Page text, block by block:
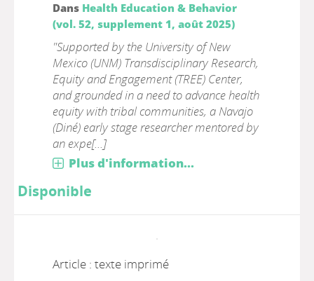
Dans Health Education & Behavior
(vol. 52, supplement 1, août 2025)
"Supported by the University of New
Mexico (UNM) Transdisciplinary Research,
Equity and Engagement (TREE) Center,
and grounded in a need to advance health
equity with tribal communities, a Navajo
(Diné) early stage researcher mentored by
an expe[...]
Plus d'information...
Disponible
Article : texte imprimé